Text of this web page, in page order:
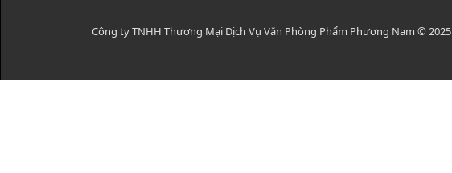
Công ty TNHH Thương Mại Dịch Vụ Văn Phòng Phẩm Phương Nam © 2025